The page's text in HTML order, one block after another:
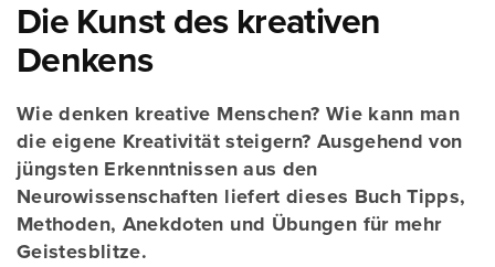
Die Kunst des kreativen
Denkens
Wie denken kreative Menschen? Wie kann man
die eigene Kreativität steigern? Ausgehend von
jüngsten Erkenntnissen aus den
Neurowissenschaften liefert dieses Buch Tipps,
Methoden, Anekdoten und Übungen für mehr
Geistesblitze.